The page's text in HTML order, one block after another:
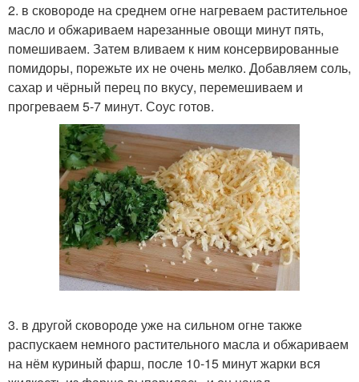
2. в сковороде на среднем огне нагреваем растительное
масло и обжариваем нарезанные овощи минут пять,
помешиваем. Затем вливаем к ним консервированные
помидоры, порежьте их не очень мелко. Добавляем соль,
сахар и чёрный перец по вкусу, перемешиваем и
прогреваем 5-7 минут. Соус готов.
3. в другой сковороде уже на сильном огне также
распускаем немного растительного масла и обжариваем
на нём куриный фарш, после 10-15 минут жарки вся